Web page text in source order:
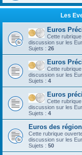
Les
Euros
Cette
discussion sur les
Sujets : 26
Euros
Cette
discussion sur les
Sujets : 4
Euros
Cette
discussion sur les
Sujets : 4
Euros des
Cette rubrique
discussion sur les
Sujets : 50